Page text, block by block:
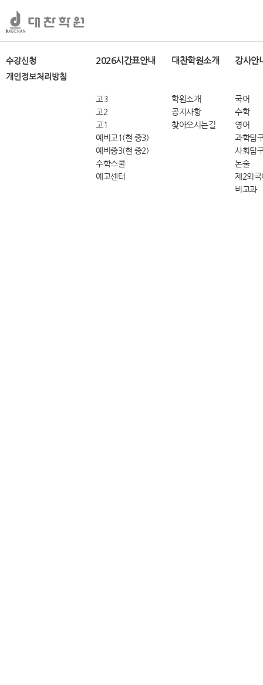
수강신청
개인정보처리방침
2026시간표안내
고3
고2
고1
예비고1(현 중3)
예비중3(현 중2)
수학스쿨
예고센터
대찬학원소개
학원소개
공지사항
찾아오시는길
강사안
국어
수학
영어
과학탐
사회탐
논술
제2외국
비교과